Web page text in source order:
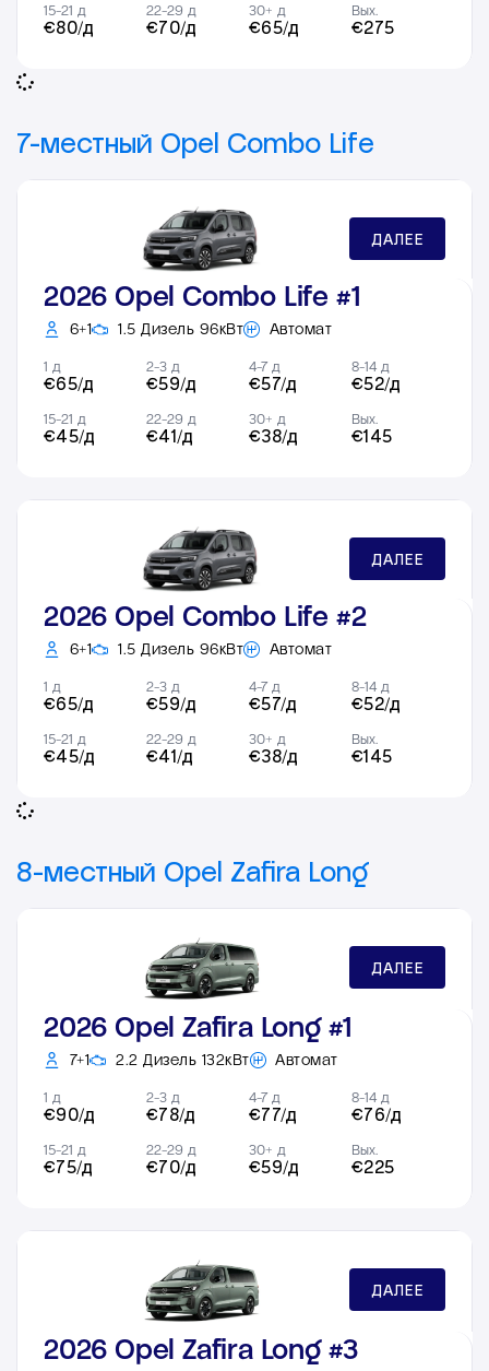
15-21 д
€80/д
22-29 д
€70/д
30+ д
€65/д
Вых.
€275
7-местный Opel Combo Life
ДАЛЕЕ
2026 Opel Combo Life #1
6+1 1.5 Дизель 96кВт Автомат
1 д
€65/д
2-3 д
€59/д
4-7 д
€57/д
8-14 д
€52/д
15-21 д
€45/д
22-29 д
€41/д
30+ д
€38/д
Вых.
€145
ДАЛЕЕ
2026 Opel Combo Life #2
6+1 1.5 Дизель 96кВт Автомат
1 д
€65/д
2-3 д
€59/д
4-7 д
€57/д
8-14 д
€52/д
15-21 д
€45/д
22-29 д
€41/д
30+ д
€38/д
Вых.
€145
8-местный Opel Zafira Long
ДАЛЕЕ
2026 Opel Zafira Long #1
7+1 2.2 Дизель 132кВт Автомат
1 д
€90/д
2-3 д
€78/д
4-7 д
€77/д
8-14 д
€76/д
15-21 д
€75/д
22-29 д
€70/д
30+ д
€59/д
Вых.
€225
ДАЛЕЕ
2026 Opel Zafira Long #3